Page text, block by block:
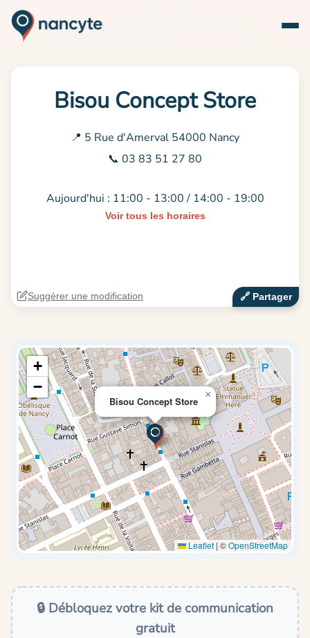
Bisou Concept Store
📍 5 Rue d'Amerval 54000 Nancy
📞 03 83 51 27 80
Aujourd'hui : 11:00 - 13:00 / 14:00 - 19:00
Voir tous les horaires
🔗‍️ Partager
Suggérer une modification
Bisou Concept Store
×
+
−
Leaflet | ©OpenStreetMap
🔒 Débloquez votre kit de communication
gratuit